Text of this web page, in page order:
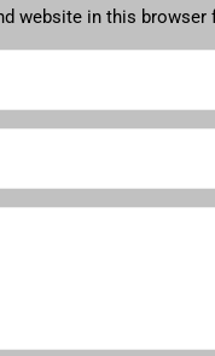
website in this